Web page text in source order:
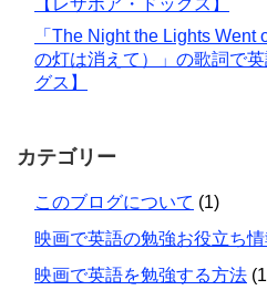
【レザボア・ドッグス】
「The Night the Lights
の灯は消えて）」の歌詞で
グス】
カテゴリー
このブログについて (1)
映画で英語の勉強お役立ち情
映画で英語を勉強する方法